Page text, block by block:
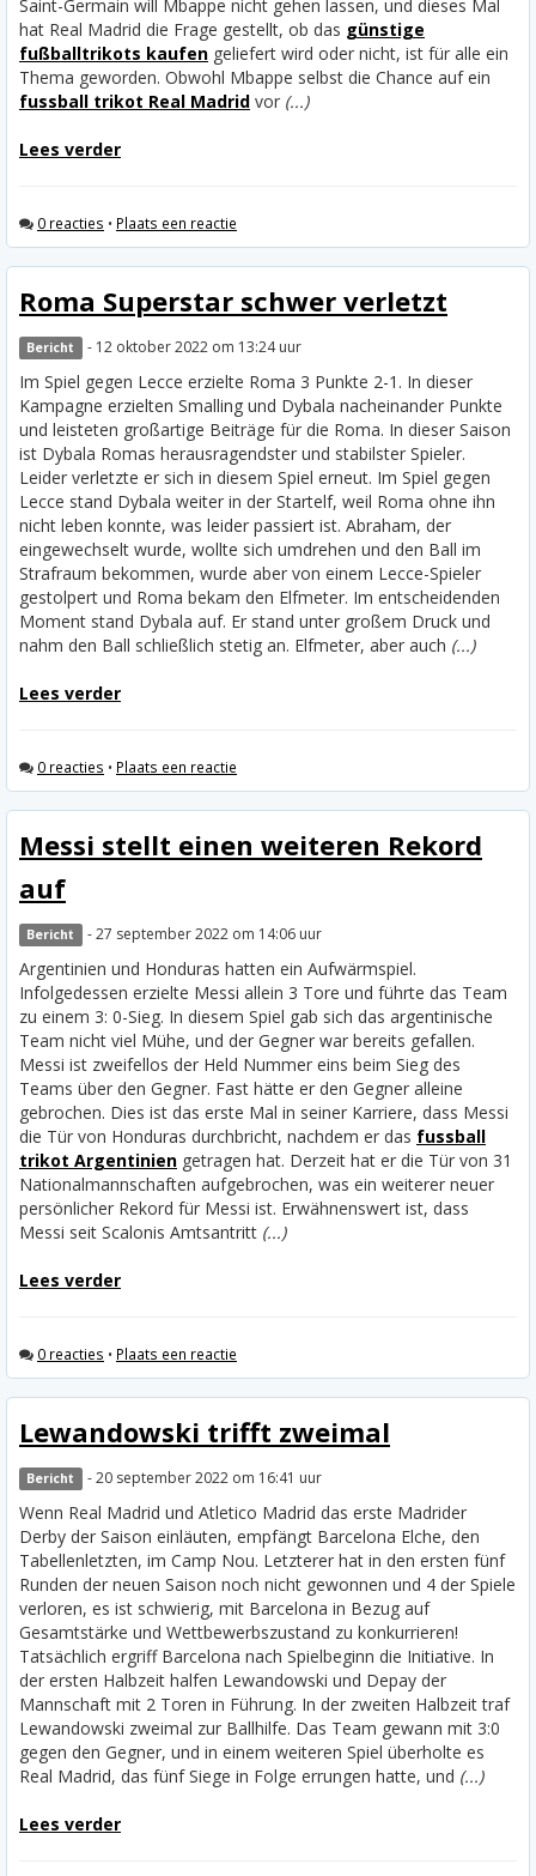
Saint-Germain will Mbappe nicht gehen lassen, und dieses Mal
hat Real Madrid die Frage gestellt, ob das günstige
fußballtrikots kaufen geliefert wird oder nicht, ist für alle ein
Thema geworden. Obwohl Mbappe selbst die Chance auf ein
fussball trikot Real Madrid vor (...)
Lees verder
0 reacties • Plaats een reactie
Roma Superstar schwer verletzt
Bericht - 12 oktober 2022 om 13:24 uur
Im Spiel gegen Lecce erzielte Roma 3 Punkte 2-1. In dieser
Kampagne erzielten Smalling und Dybala nacheinander Punkte
und leisteten großartige Beiträge für die Roma. In dieser Saison
ist Dybala Romas herausragendster und stabilster Spieler.
Leider verletzte er sich in diesem Spiel erneut. Im Spiel gegen
Lecce stand Dybala weiter in der Startelf, weil Roma ohne ihn
nicht leben konnte, was leider passiert ist. Abraham, der
eingewechselt wurde, wollte sich umdrehen und den Ball im
Strafraum bekommen, wurde aber von einem Lecce-Spieler
gestolpert und Roma bekam den Elfmeter. Im entscheidenden
Moment stand Dybala auf. Er stand unter großem Druck und
nahm den Ball schließlich stetig an. Elfmeter, aber auch (...)
Lees verder
0 reacties • Plaats een reactie
Messi stellt einen weiteren Rekord
auf
Bericht - 27 september 2022 om 14:06 uur
Argentinien und Honduras hatten ein Aufwärmspiel.
Infolgedessen erzielte Messi allein 3 Tore und führte das Team
zu einem 3: 0-Sieg. In diesem Spiel gab sich das argentinische
Team nicht viel Mühe, und der Gegner war bereits gefallen.
Messi ist zweifellos der Held Nummer eins beim Sieg des
Teams über den Gegner. Fast hätte er den Gegner alleine
gebrochen. Dies ist das erste Mal in seiner Karriere, dass Messi
die Tür von Honduras durchbricht, nachdem er das fussball
trikot Argentinien getragen hat. Derzeit hat er die Tür von 31
Nationalmannschaften aufgebrochen, was ein weiterer neuer
persönlicher Rekord für Messi ist. Erwähnenswert ist, dass
Messi seit Scalonis Amtsantritt (...)
Lees verder
0 reacties • Plaats een reactie
Lewandowski trifft zweimal
Bericht - 20 september 2022 om 16:41 uur
Wenn Real Madrid und Atletico Madrid das erste Madrider
Derby der Saison einläuten, empfängt Barcelona Elche, den
Tabellenletzten, im Camp Nou. Letzterer hat in den ersten fünf
Runden der neuen Saison noch nicht gewonnen und 4 der Spiele
verloren, es ist schwierig, mit Barcelona in Bezug auf
Gesamtstärke und Wettbewerbszustand zu konkurrieren!
Tatsächlich ergriff Barcelona nach Spielbeginn die Initiative. In
der ersten Halbzeit halfen Lewandowski und Depay der
Mannschaft mit 2 Toren in Führung. In der zweiten Halbzeit traf
Lewandowski zweimal zur Ballhilfe. Das Team gewann mit 3:0
gegen den Gegner, und in einem weiteren Spiel überholte es
Real Madrid, das fünf Siege in Folge errungen hatte, und (...)
Lees verder